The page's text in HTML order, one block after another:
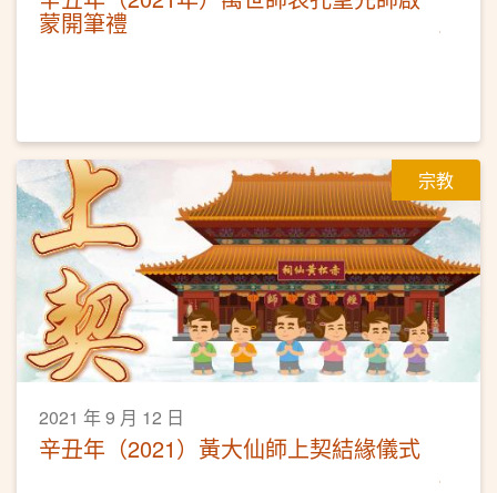
蒙開筆禮
宗教
2021 年 9 月 12 日
辛丑年（2021）黃大仙師上契結緣儀式